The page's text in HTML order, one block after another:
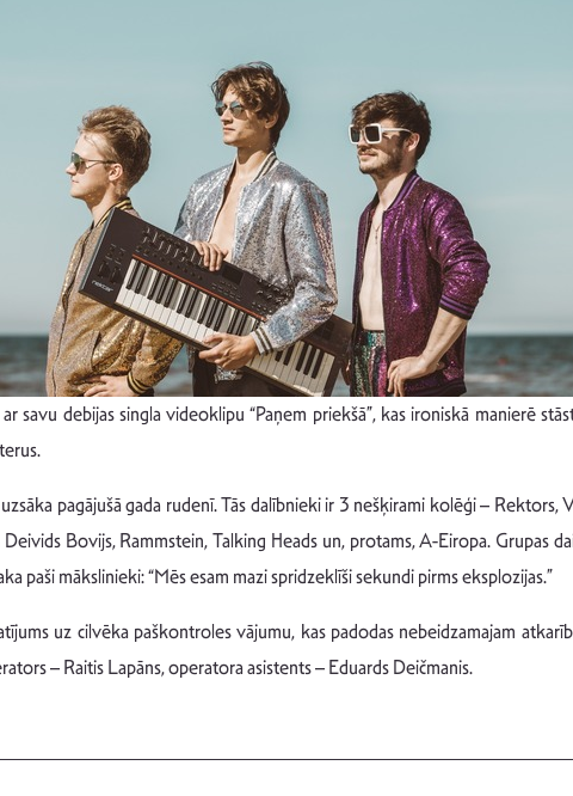
savu debijas singla videoklipu “Paņem priekšā”, kas ironiskā manierē
pagājušā gada rudenī. Tās dalībnieki ir 3 nešķirami kolēģi –
Bovijs, Rammstein, Talking Heads un, protams, A-Eiropa. Grupas
paši mākslinieki: “Mēs esam mazi spridzeklīši sekundi pirms eksplozijas.”
uz cilvēka paškontroles vājumu, kas padodas nebeidzamajam
– Raitis Lapāns, operatora asistents – Eduards Deičmanis.